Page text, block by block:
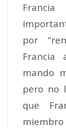
por
Francia
mando
pero no
que